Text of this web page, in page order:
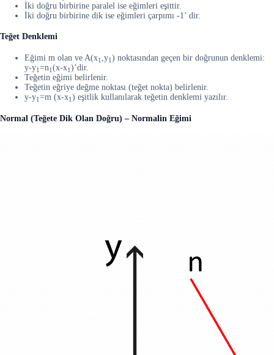
İki doğru birbirine paralel ise eğimleri eşittir.
İki doğru birbirine dik ise eğimleri çarpımı -1’ dir.
Teğet Denklemi
Eğimi m olan ve A(x1 ,y1 ) noktasından geçen bir doğrunun denklemi:
y-y1 =n1 (x-x1 )’dir.
Teğetin eğimi belirlenir.
Teğetin eğriye değme noktası (teğet nokta) belirlenir.
y-y1 =m (x-x1 ) eşitlik kullanılarak teğetin denklemi yazılır.
Normal (Teğete Dik Olan Doğru) – Normalin Eğimi